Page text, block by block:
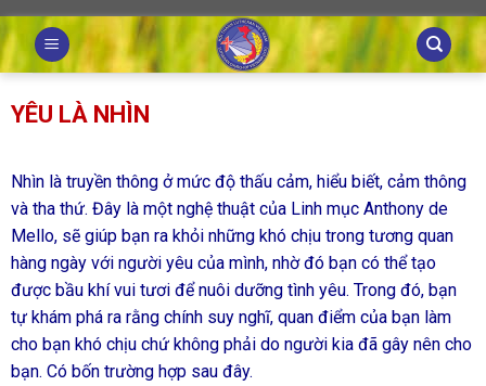
Skip
to
content
YÊU LÀ NHÌN
Nhìn là truyền thông ở mức độ thấu cảm, hiểu biết, cảm thông
và tha thứ. Đây là một nghệ thuật của Linh mục Anthony de
Mello, sẽ giúp bạn ra khỏi những khó chịu trong tương quan
hàng ngày với người yêu của mình, nhờ đó bạn có thể tạo
được bầu khí vui tươi để nuôi dưỡng tình yêu. Trong đó, bạn
tự khám phá ra rằng chính suy nghĩ, quan điểm của bạn làm
cho bạn khó chịu chứ không phải do người kia đã gây nên cho
bạn. Có bốn trường hợp sau đây.